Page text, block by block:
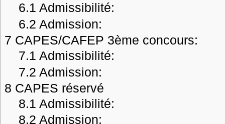
6.1 Admissibilité:
6.2 Admission:
7 CAPES/CAFEP 3ème concours:
7.1 Admissibilité:
7.2 Admission:
8 CAPES réservé
8.1 Admissibilité:
8.2 Admission: